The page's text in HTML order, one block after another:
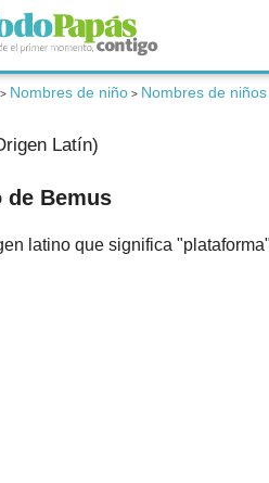
> Nombres de niño > Nombres de
Latín)
Bemus
latino que significa